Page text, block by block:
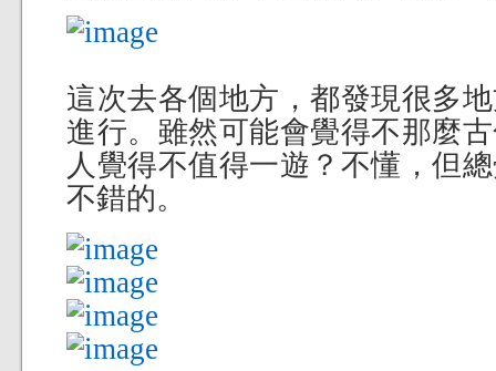
這次去各個地方，都發現很多
進行。雖然可能會覺得不那麼
人覺得不值得一遊？不懂，但
不錯的。